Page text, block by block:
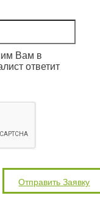
Вам в
ответит